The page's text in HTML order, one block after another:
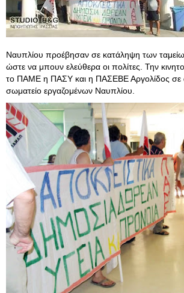
Ναυπλίου προέβησαν σε κατάληψη των
ώστε να μπουν ελεύθερα οι πολίτες. Την
το ΠΑΜΕ η ΠΑΣΥ και η ΠΑΣΕΒΕ Αργολίδος σε
σωματείο εργαζομένων Ναυπλίου.